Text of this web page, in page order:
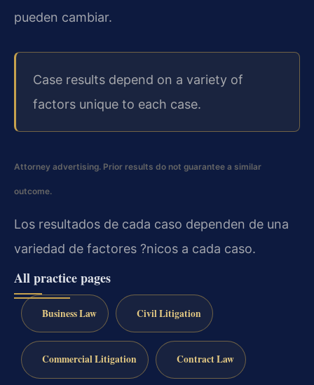
pueden cambiar.
Case results depend on a variety of
factors unique to each case.
Attorney advertising. Prior results do not guarantee a similar
outcome.
Los resultados de cada caso dependen de una
variedad de factores ?nicos a cada caso.
All practice pages
Business Law Civil Litigation
Commercial Litigation Contract Law